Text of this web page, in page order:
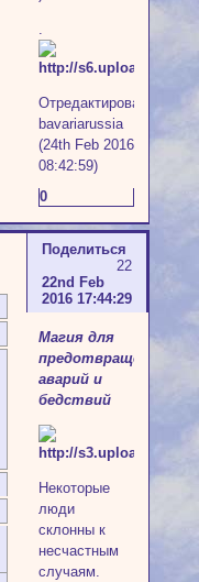
Отредактировано
bavariarussia
(24th Feb 2016
08:42:59)
0
Поделиться
22
22nd Feb
2016 17:44:29
Магия для
предотвращения
аварий и
бедствий
Некоторые
люди
склонны к
несчастным
случаям.